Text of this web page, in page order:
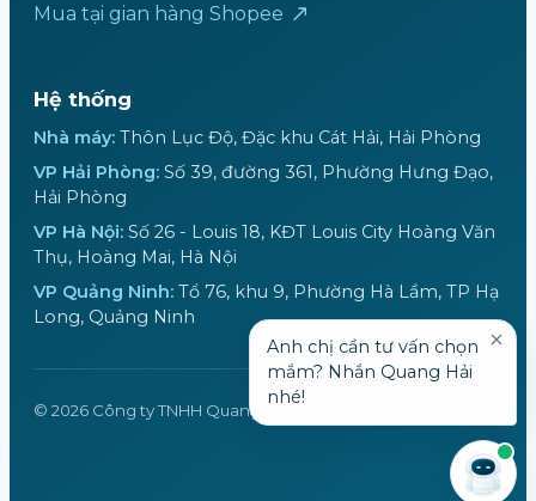
Mua tại gian hàng Shopee
Hệ thống
Nhà máy: Thôn Lục Độ, Đặc khu Cát Hải, Hải Phòng
VP Hải Phòng: Số 39, đường 361, Phường Hưng Đạo,
Hải Phòng
VP Hà Nội: Số 26 - Louis 18, KĐT Louis City Hoàng Văn
Thụ, Hoàng Mai, Hà Nội
VP Quảng Ninh: Tổ 76, khu 9, Phường Hà Lầm, TP Hạ
Long, Quảng Ninh
© 2026 Công ty TNHH Quang Hải. Website bởi GiftyTech.
Anh chị cần tư vấn chọn
mắm? Nhắn Quang Hải
nhé!